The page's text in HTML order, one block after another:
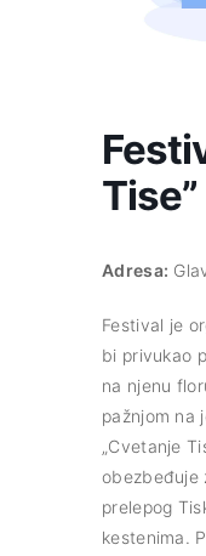
Tise”
Adresa:
Festival je
bi privukao
na njenu
pažnjom na
„Cvetanje
obezbeđuje
prelepog
kestenima.